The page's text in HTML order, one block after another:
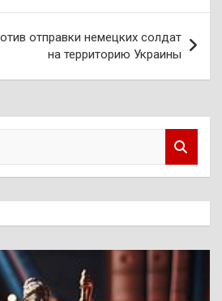
отправки немецких солдат
на территорию Украины